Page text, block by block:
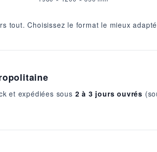
tout. Choisissez le format le mieux
et expédiées sous 2 à 3 jours ouvrés